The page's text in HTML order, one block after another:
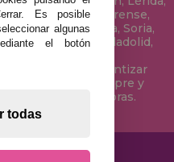
Murcia, Navarra, Orense,
Segovia, Sevilla, Soria,
Valencia, Valladolid,
y Zaragoza.
para garantizar
peninsular, siempre y
antes de las 18 horas.
Es posible
algunas
el botón
todas